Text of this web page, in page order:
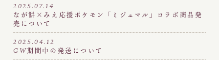
2025.07.14
なが餅×みえ応援ポケモン「ミジュマル」コラボ商品発
売について
2025.04.12
GW期間中の発送について